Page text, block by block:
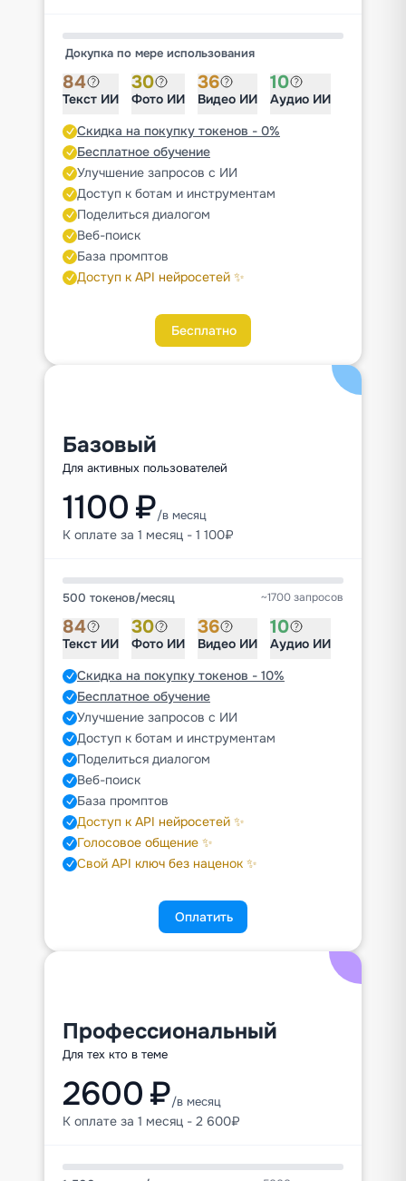
Докупка по мере использования
84
Текст ИИ
30
Фото ИИ
36
Видео ИИ
10
Аудио ИИ
Скидка на покупку токенов - 0%
Бесплатное обучение
Улучшение запросов с ИИ
Доступ к ботам и инструментам
Поделиться диалогом
Веб-поиск
База промптов
Доступ к API нейросетей ✨
Бесплатно
Базовый
Для активных пользователей
1100 ₽/в месяц
К оплате за 1 месяц - 1 100₽
500 токенов/месяц ~1700 запросов
84
Текст ИИ
30
Фото ИИ
36
Видео ИИ
10
Аудио ИИ
Скидка на покупку токенов - 10%
Бесплатное обучение
Улучшение запросов с ИИ
Доступ к ботам и инструментам
Поделиться диалогом
Веб-поиск
База промптов
Доступ к API нейросетей ✨
Голосовое общение ✨
Свой API ключ без наценок ✨
Оплатить
Профессиональный
Для тех кто в теме
2600 ₽/в месяц
К оплате за 1 месяц - 2 600₽